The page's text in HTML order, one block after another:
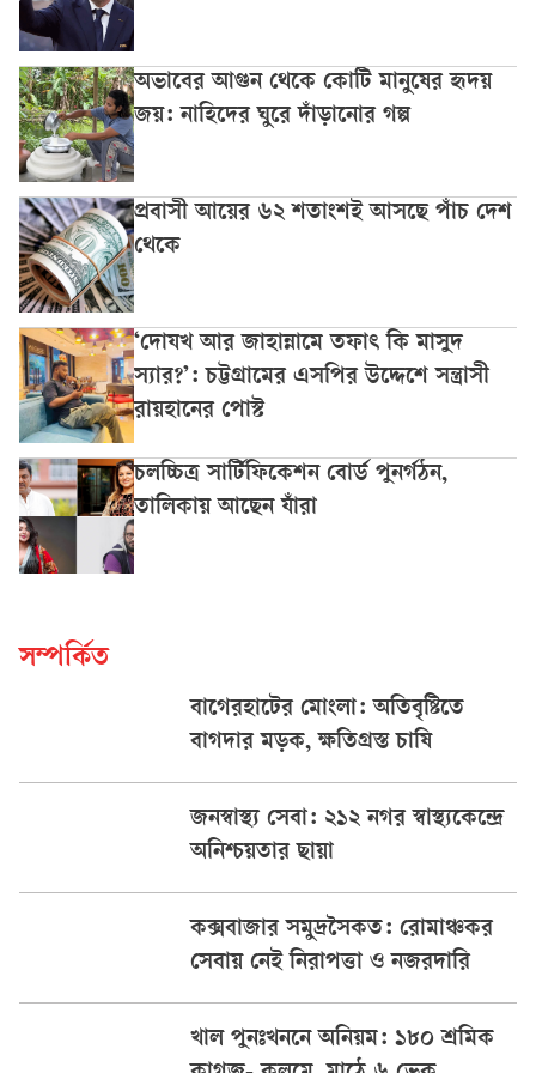
অভাবের আগুন থেকে কোটি মানুষের হৃদয়
জয়: নাহিদের ঘুরে দাঁড়ানোর গল্প
প্রবাসী আয়ের ৬২ শতাংশই আসছে পাঁচ দেশ
থেকে
‘দোযখ আর জাহান্নামে তফাৎ কি মাসুদ
স্যার?’: চট্টগ্রামের এসপির উদ্দেশে সন্ত্রাসী
রায়হানের পোস্ট
চলচ্চিত্র সার্টিফিকেশন বোর্ড পুনর্গঠন,
তালিকায় আছেন যাঁরা
সম্পর্কিত
বাগেরহাটের মোংলা: অতিবৃষ্টিতে
বাগদার মড়ক, ক্ষতিগ্রস্ত চাষি
জনস্বাস্থ্য সেবা: ২১২ নগর স্বাস্থ্যকেন্দ্রে
অনিশ্চয়তার ছায়া
কক্সবাজার সমুদ্রসৈকত: রোমাঞ্চকর
সেবায় নেই নিরাপত্তা ও নজরদারি
খাল পুনঃখননে অনিয়ম: ১৮০ শ্রমিক